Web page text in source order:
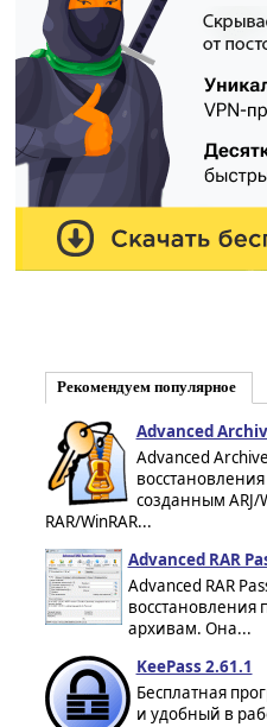
Рекомендуем популярное
Advanced
Advanced
созданным ARJ/
RAR/WinRAR...
Advanced RAR
Advanced RAR
восстановления
архивам. Она...
KeePass 2.61.1
Бесплатная
и удобный в